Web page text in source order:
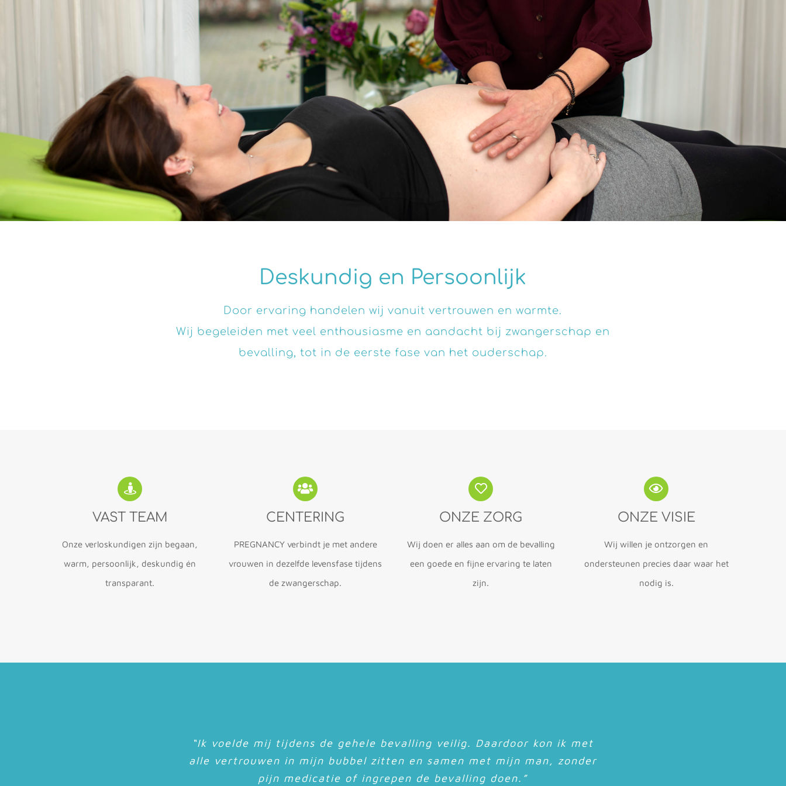
Deskundig en Persoonlijk
Door ervaring handelen wij vanuit vertrouwen en warmte.
Wij begeleiden met veel enthousiasme en aandacht bij zwangerschap en
bevalling, tot in de eerste fase van het ouderschap.
VAST TEAM
Onze verloskundigen zijn begaan,
warm, persoonlijk, deskundig én
transparant.
CENTERING
PREGNANCY verbindt je met andere
vrouwen in dezelfde levensfase tijdens
de zwangerschap.
ONZE ZORG
Wij doen er alles aan om de bevalling
een goede en fijne ervaring te laten
zijn.
ONZE VISIE
Wij willen je ontzorgen en
ondersteunen precies daar waar het
nodig is.
“Ik voelde mij tijdens de gehele bevalling veilig. Daardoor kon ik met
alle vertrouwen in mijn bubbel zitten en samen met mijn man, zonder
pijn medicatie of ingrepen de bevalling doen.”
“Jouw altijd luisterend oor tijdens mijn zwangerschap, heeft mij er
doorheen gesleept en ervoor gezorgd dat ik met vertrouwen in mezelf
kon bevallen. Ik voel me nu een POWERVROUW”
“Het was erg fijn om met de andere dames ervaringen te kunnen
uitwisselen en af en toe even lekker te kunnen klagen”
“De tijd die je nam om te kijken hoe ons meisje het deed in mijn buik.
Het was allemaal voor de derde keer, maar nog steeds heel bijzonder”
“Wat was ik blij dat jij bij de geboorte van onze dochter kon zijn, ik
had me geen betere steun en begeleiding kunnen wensen”
“Jullie enthousiasme en de werkvormen waarmee de onderwerpen
besproken werden heb ik als als erg nuttig ervaren”